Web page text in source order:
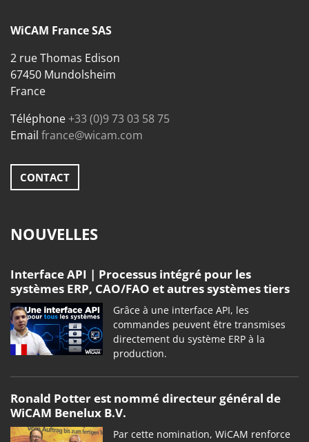
WiCAM France SAS
2 rue Thomas Edison
67450 Mundolsheim
France
Téléphone+33 (0)9 73 03 58 75
Email france@wicam.com
CONTACT
NOUVELLES
Interface API | Processus intégré pour les
systèmes ERP, CAO/FAO et autres systèmes tiers
Grâce à une interface API, les
commandes peuvent être transmises
directement du système ERP à la
production.
Ronald Potter est nommé directeur général de
WiCAM Benelux B.V.
Par cette nomination, WiCAM renforce